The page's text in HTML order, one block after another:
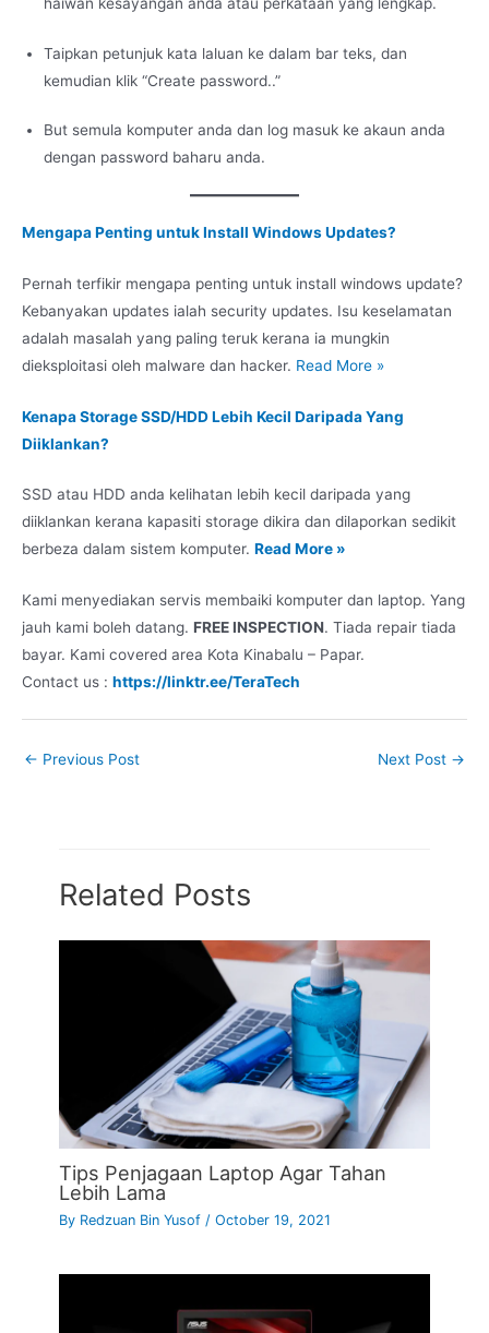
haiwan kesayangan anda atau perkataan yang lengkap.
Taipkan petunjuk kata laluan ke dalam bar teks, dan
kemudian klik “Create password..”
But semula komputer anda dan log masuk ke akaun anda
dengan password baharu anda.
Mengapa Penting untuk Install Windows Updates?
Pernah terfikir mengapa penting untuk install windows update?
Kebanyakan updates ialah security updates. Isu keselamatan
adalah masalah yang paling teruk kerana ia mungkin
dieksploitasi oleh malware dan hacker. Read More »
Kenapa Storage SSD/HDD Lebih Kecil Daripada Yang
Diiklankan?
SSD atau HDD anda kelihatan lebih kecil daripada yang
diiklankan kerana kapasiti storage dikira dan dilaporkan sedikit
berbeza dalam sistem komputer. Read More »
Kami menyediakan servis membaiki komputer dan laptop. Yang
jauh kami boleh datang. FREE INSPECTION. Tiada repair tiada
bayar. Kami covered area Kota Kinabalu – Papar.
Contact us : https://linktr.ee/TeraTech
← Previous Post Next Post →
Related Posts
Tips Penjagaan Laptop Agar Tahan
Lebih Lama
By Redzuan Bin Yusof /October 19, 2021